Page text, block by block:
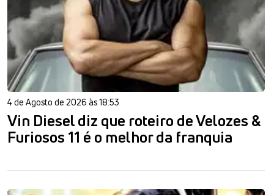
4 de Agosto de 2026 às 18:53
Vin Diesel diz que roteiro de Velozes &
Furiosos 11 é o melhor da franquia